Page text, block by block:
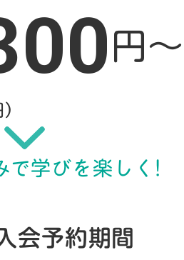
円〜
で学びを楽しく!
会予約期間